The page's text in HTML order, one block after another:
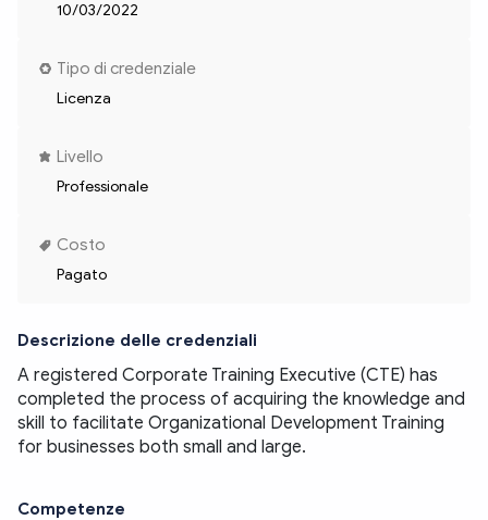
10/03/2022
Tipo di credenziale
Licenza
Livello
Professionale
Costo
Pagato
Descrizione delle credenziali
A registered Corporate Training Executive (CTE) has
completed the process of acquiring the knowledge and
skill to facilitate Organizational Development Training
for businesses both small and large.
Competenze